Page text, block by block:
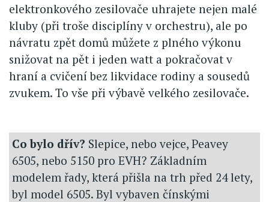
elektronkového zesilovače uhrajete nejen malé
kluby (při troše disciplíny v orchestru), ale po
návratu zpět domů můžete z plného výkonu
snižovat na pět i jeden watt a pokračovat v
hraní a cvičení bez likvidace rodiny a sousedů
zvukem. To vše při výbavě velkého zesilovače.
Co bylo dřív? Slepice, nebo vejce, Peavey
6505, nebo 5150 pro EVH? Základním
modelem řady, která přišla na trh před 24 lety,
byl model 6505. Byl vybaven čínskými